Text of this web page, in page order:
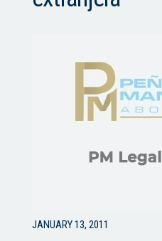
JANUARY 13, 2011